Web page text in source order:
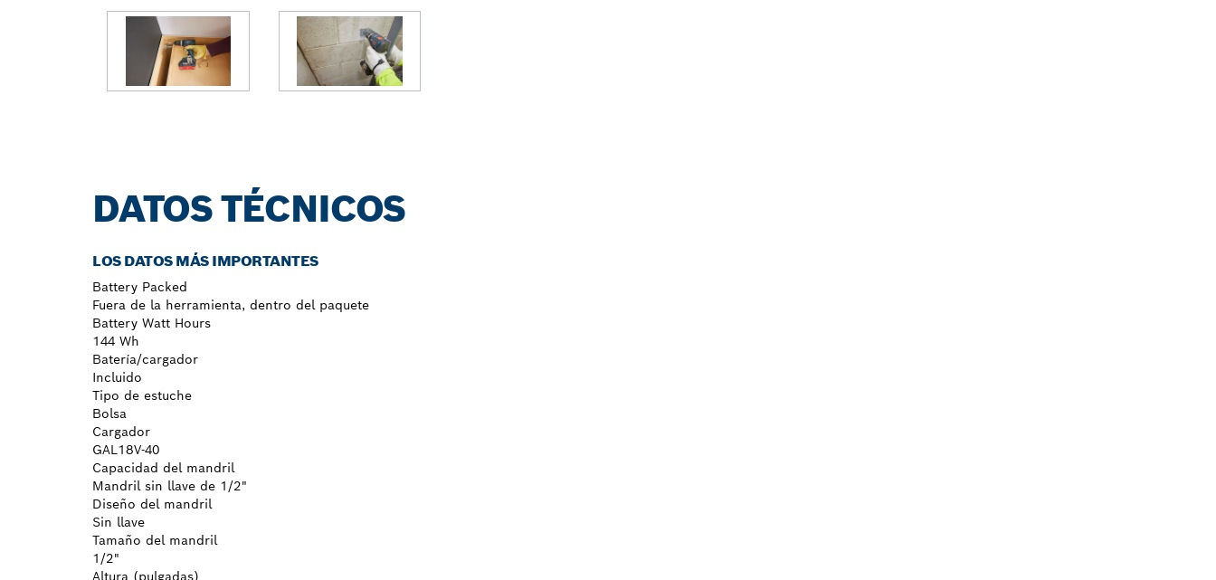
DATOS TÉCNICOS
LOS DATOS MÁS IMPORTANTES
Battery Packed
Fuera de la herramienta, dentro del paquete
Battery Watt Hours
144 Wh
Batería/cargador
Incluido
Tipo de estuche
Bolsa
Cargador
GAL18V-40
Capacidad del mandril
Mandril sin llave de 1/2"
Diseño del mandril
Sin llave
Tamaño del mandril
1/2"
Altura (pulgadas)